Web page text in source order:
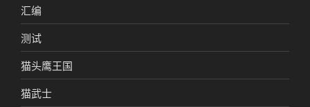
汇编
测试
猫头鹰王国
猫武士